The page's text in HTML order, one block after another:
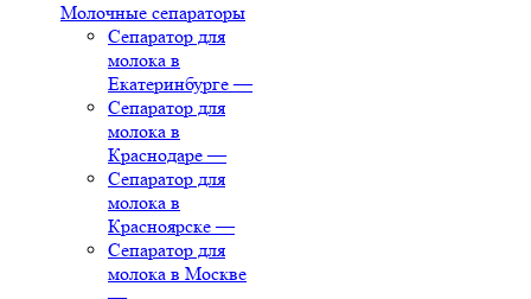
Молочные сепараторы
Сепаратор для
молока в
Екатеринбурге —
Сепаратор для
молока в
Краснодаре —
Сепаратор для
молока в
Красноярске —
Сепаратор для
молока в Москве